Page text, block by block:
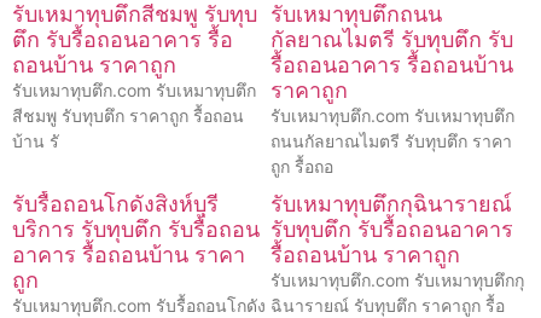
รับเหมาทุบตึกสีชมพู รับทุบ
ตึก รับรื้อถอนอาคาร รื้อ
ถอนบ้าน ราคาถูก
รับเหมาทุบตึก.com รับเหมาทุบตึก
สีชมพู รับทุบตึก ราคาถูก รื้อถอน
บ้าน รั
รับเหมาทุบตึกถนน
กัลยาณไมตรี รับทุบตึก รับ
รื้อถอนอาคาร รื้อถอนบ้าน
ราคาถูก
รับเหมาทุบตึก.com รับเหมาทุบตึก
ถนนกัลยาณไมตรี รับทุบตึก ราคา
ถูก รื้อถอ
รับรื้อถอนโกดังสิงห์บุรี
บริการ รับทุบตึก รับรื้อถอน
อาคาร รื้อถอนบ้าน ราคา
ถูก
รับเหมาทุบตึก.com รับรื้อถอนโกดัง
รับเหมาทุบตึกกุฉินารายณ์
รับทุบตึก รับรื้อถอนอาคาร
รื้อถอนบ้าน ราคาถูก
รับเหมาทุบตึก.com รับเหมาทุบตึกกุ
ฉินารายณ์ รับทุบตึก ราคาถูก รื้อ